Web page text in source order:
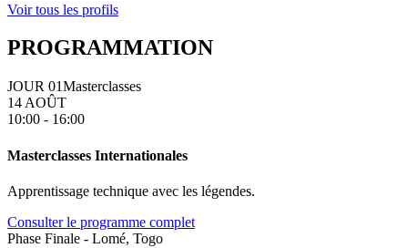
Voir tous les profils
PROGRAMMATION
JOUR 01Masterclasses
14 AOÛT
10:00 - 16:00
Masterclasses Internationales
Apprentissage technique avec les légendes.
Consulter le programme complet
Phase Finale - Lomé, Togo